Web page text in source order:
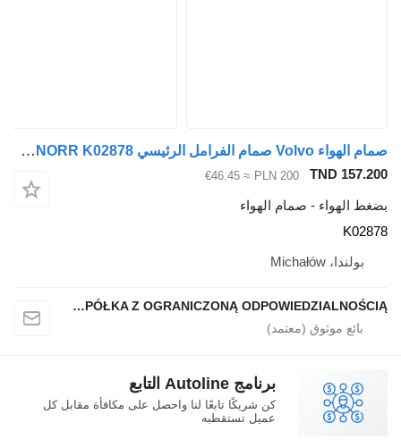
صمام الهواء Volvo صمام الفرامل الرئيسي FH12 MB4690 KNORR K02878 لـ السيارات القاطرة Volvo FH12
TND
PLN 200
≈ €46.45
الهواء - صمام الهواء
QINDITO SPÓŁKA Z OGRANICZONĄ ODPOWIEDZIALNOŚCIĄ
برنامج Autoline التابع
كن شريكًا تابعًا لنا واحصل على مكافأة مقابل كل
عميل تستقطبه